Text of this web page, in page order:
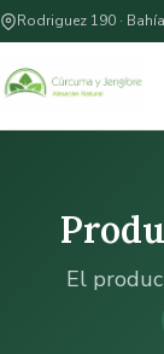
Rodriguez 190 ·
El